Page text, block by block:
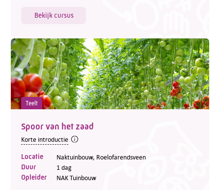
Bekijk cursus
Teelt
Spoor van het zaad
Korte introductie
Locatie Naktuinbouw, Roelofarendsveen
Duur 1 dag
Opleider NAK Tuinbouw